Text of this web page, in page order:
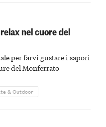
nel cuore del
per farvi gustare i sapori
del Monferrato
& Outdoor